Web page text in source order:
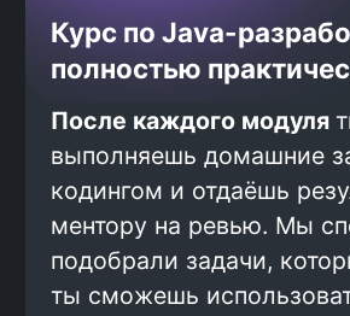
За 6 лет мы обучили
и трудоустроили более
4500 человек
Выпускники работают в компаниях
федерального масштаба, уже на
старте их зарплата выше среднего
дохода джунов: по данным Getmach,
начинающие разработчики получают
в среднем 100 000 рублей. Мы
гарантируем нашим выпускникам
доход от 120 000 рублей, фактически